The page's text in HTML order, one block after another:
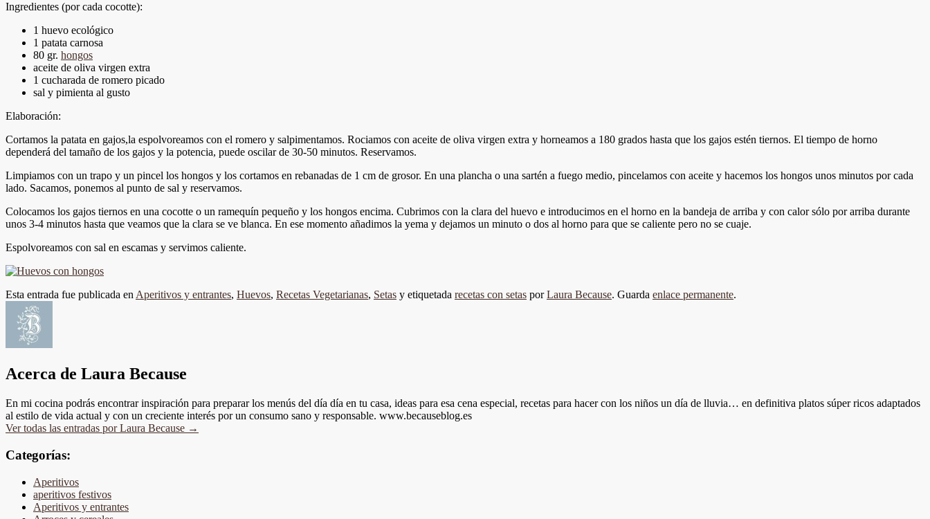
Ingredientes (por cada cocotte):
1 huevo ecológico
1 patata carnosa
80 gr. hongos
aceite de oliva virgen extra
1 cucharada de romero picado
sal y pimienta al gusto
Elaboración:
Cortamos la patata en gajos,la espolvoreamos con el romero y salpimentamos. Rociamos con aceite de oliva virgen extra y horneamos a 180 grados hasta que los gajos estén tiernos. El tiempo de horno
dependerá del tamaño de los gajos y la potencia, puede oscilar de 30-50 minutos. Reservamos.
Limpiamos con un trapo y un pincel los hongos y los cortamos en rebanadas de 1 cm de grosor. En una plancha o una sartén a fuego medio, pincelamos con aceite y hacemos los hongos unos minutos por cada
lado. Sacamos, ponemos al punto de sal y reservamos.
Colocamos los gajos tiernos en una cocotte o un ramequín pequeño y los hongos encima. Cubrimos con la clara del huevo e introducimos en el horno en la bandeja de arriba y con calor sólo por arriba durante
unos 3-4 minutos hasta que veamos que la clara se ve blanca. En ese momento añadimos la yema y dejamos un minuto o dos al horno para que se caliente pero no se cuaje.
Espolvoreamos con sal en escamas y servimos caliente.
Esta entrada fue publicada en Aperitivos y entrantes, Huevos, Recetas Vegetarianas, Setas y etiquetada recetas con setas porLaura Because. Guarda enlace permanente.
Acerca de Laura Because
En mi cocina podrás encontrar inspiración para preparar los menús del día día en tu casa, ideas para esa cena especial, recetas para hacer con los niños un día de lluvia… en definitiva platos súper ricos adaptados
al estilo de vida actual y con un creciente interés por un consumo sano y responsable. www.becauseblog.es
Ver todas las entradas por Laura Because →
Categorías:
Aperitivos
aperitivos festivos
Aperitivos y entrantes